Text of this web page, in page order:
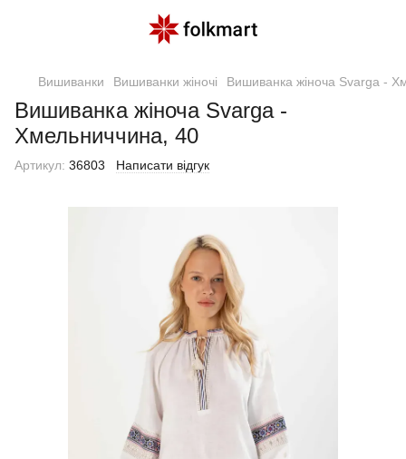
Вишиванки Вишиванки жіночі Вишиванка жіноча Svarga -
Вишиванка жіноча Svarga -
Хмельниччина, 40
Артикул: 36803 Написати відгук